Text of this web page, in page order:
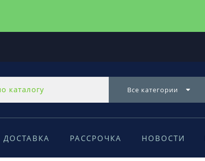
Все категории
ДОСТАВКА РАССРОЧКА НОВОСТИ